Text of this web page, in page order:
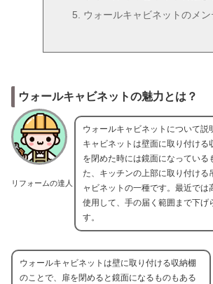
ウォールキャビネットのメン
ウォールキャビネットの魅力とは？
リフォームの達人
ウォールキャビネットについて説
キャビネットは壁面に取り付ける
を閉めた時には鏡面になっている
た、キッチンの上部に取り付ける
ャビネットの一種です。最近では
使用して、手の届く範囲まで下げ
す。
ウォールキャビネットは壁に取り付ける収納棚
のことで、扉を閉めると鏡面になるものもある